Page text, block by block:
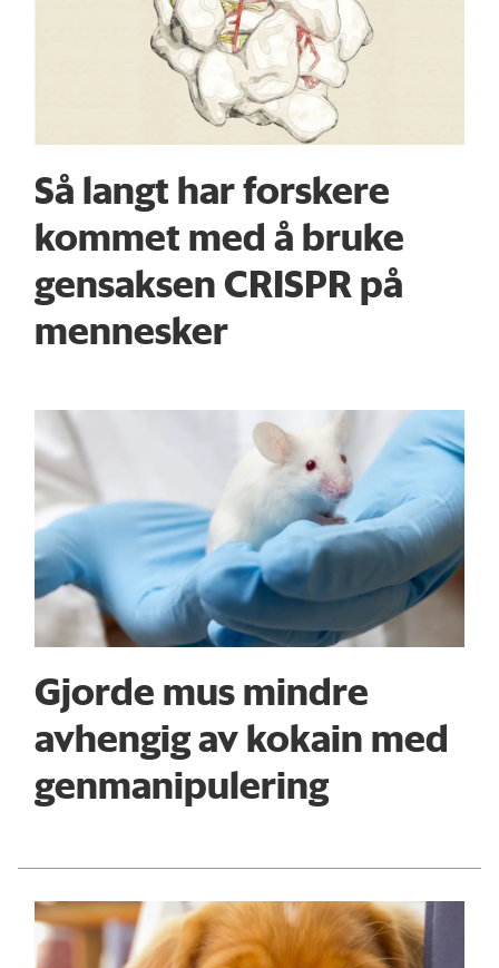
Så langt har forskere
kommet med å bruke
gensaksen CRISPR på
mennesker
Gjorde mus mindre
avhengig av kokain med
genmanipulering